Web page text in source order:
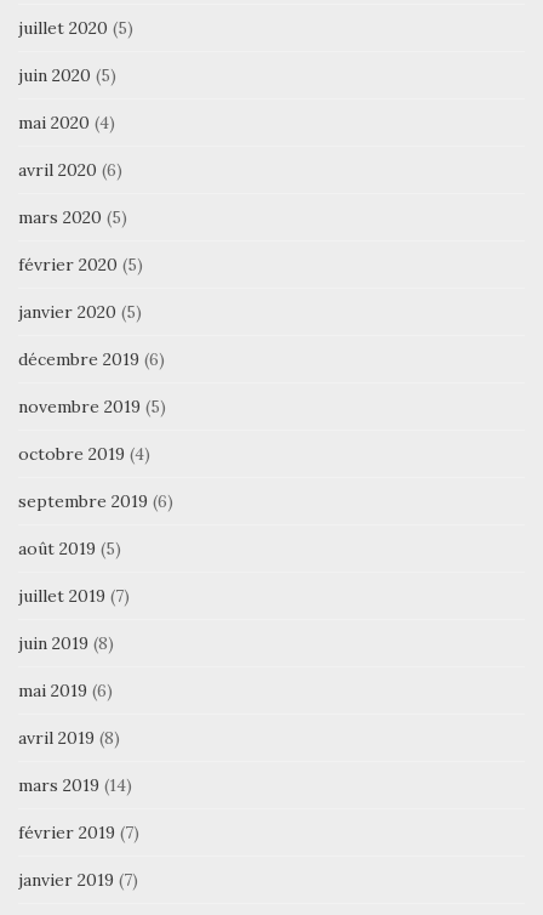
juillet 2020 (5)
juin 2020 (5)
mai 2020 (4)
avril 2020 (6)
mars 2020 (5)
février 2020 (5)
janvier 2020 (5)
décembre 2019 (6)
novembre 2019 (5)
octobre 2019 (4)
septembre 2019 (6)
août 2019 (5)
juillet 2019 (7)
juin 2019 (8)
mai 2019 (6)
avril 2019 (8)
mars 2019 (14)
février 2019 (7)
janvier 2019 (7)